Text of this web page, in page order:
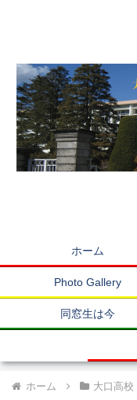
ホーム
Photo Gallery
同窓生は今
ホーム 大口高校